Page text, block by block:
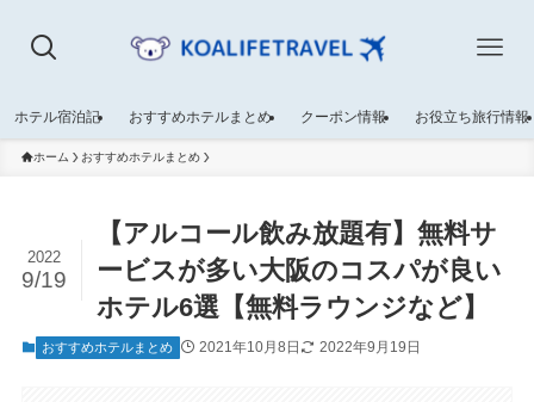
ホテル宿泊記 おすすめホテルまとめ クーポン情報 お役立ち旅行情報
ホーム おすすめホテルまとめ
【アルコール飲み放題有】無料サ
ービスが多い大阪のコスパが良い
ホテル6選【無料ラウンジなど】
2022
9/19
おすすめホテルまとめ 2021年10月8日 2022年9月19日